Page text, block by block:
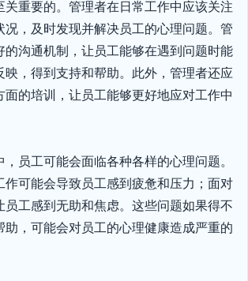
重要的。管理者在日常工作中应该关注
况，及时发现并解决员工的心理问题。管
的沟通机制，让员工能够在遇到问题时能
映，得到支持和帮助。此外，管理者还应
的培训，让员工能够更好地应对工作中
员工可能会面临各种各样的心理问题。
作可能会导致员工感到疲惫和压力；面对
工感到无助和焦虑。这些问题如果得不
，可能会对员工的心理健康造成严重的